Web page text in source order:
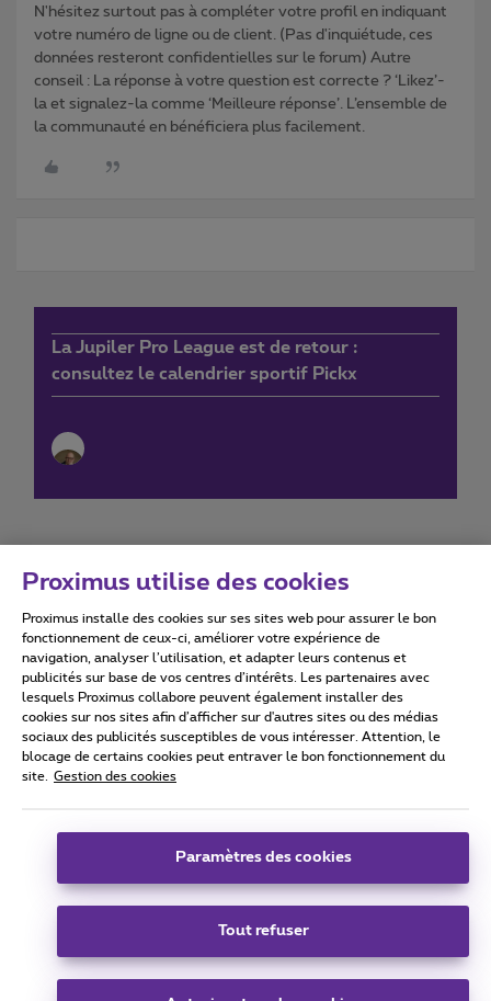
N'hésitez surtout pas à compléter votre profil en indiquant
votre numéro de ligne ou de client. (Pas d'inquiétude, ces
données resteront confidentielles sur le forum) Autre
conseil : La réponse à votre question est correcte ? ‘Likez’-
la et signalez-la comme ‘Meilleure réponse’. L’ensemble de
la communauté en bénéficiera plus facilement.
La Jupiler Pro League est de retour :
consultez le calendrier sportif Pickx
Conditions d'utilisation Accessibility statement
Tous droits réservés. © 2026 Proximus
Conditions générales, info consommateur
Coordonnées de l’entreprise
Boulevard du Roi Albert II 27 - B-1030 Bruxelles.
Carrier & Wholesale Solutions
Proximus utilise des cookies
Proximus installe des cookies sur ses sites web pour assurer le bon
fonctionnement de ceux-ci, améliorer votre expérience de
navigation, analyser l’utilisation, et adapter leurs contenus et
publicités sur base de vos centres d’intérêts. Les partenaires avec
lesquels Proximus collabore peuvent également installer des
cookies sur nos sites afin d’afficher sur d'autres sites ou des médias
sociaux des publicités susceptibles de vous intéresser. Attention, le
blocage de certains cookies peut entraver le bon fonctionnement du
site.
Gestion des cookies
Paramètres des cookies
Tout refuser